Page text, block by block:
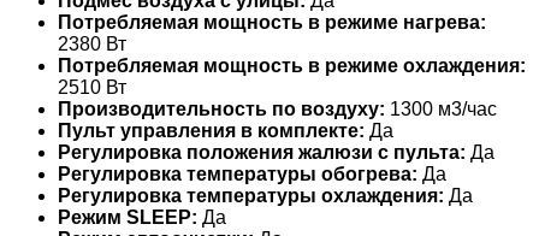
Потребляемая мощность в режиме нагрева:
2380 Вт
Потребляемая мощность в режиме охлаждения:
2510 Вт
Производительность по воздуху: 1300 м3/час
Пульт управления в комплекте: Да
Регулировка положения жалюзи с пульта: Да
Регулировка температуры обогрева: Да
Регулировка температуры охлаждения: Да
Режим SLEEP: Да